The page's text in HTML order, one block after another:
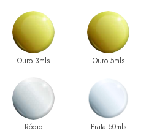
Ouro 3mls Ouro 5mls
Ródio Prata 50mls